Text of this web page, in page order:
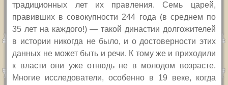
традиционных лет их правления. Семь царей,
правивших в совокупности 244 года (в среднем по
35 лет на каждого!) — такой династии долгожителей
в истории никогда не было, и о достоверности этих
данных не может быть и речи. К тому же и приходили
к власти они уже отнюдь не в молодом возрасте.
Многие исследователи, особенно в 19 веке, когда